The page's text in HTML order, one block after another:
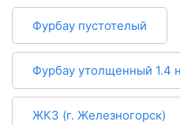
Фурбау пустотелый
Фурбау утолщенный 1.4
ЖКЗ (г. Железногорск)